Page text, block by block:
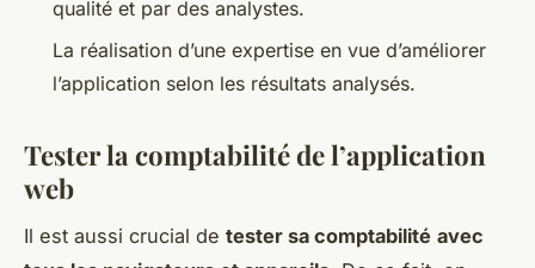
qualité et par des analystes.
La réalisation d’une expertise en vue d’améliorer
l’application selon les résultats analysés.
Tester la comptabilité de l’application
web
Il est aussi crucial de tester sa comptabilité avec